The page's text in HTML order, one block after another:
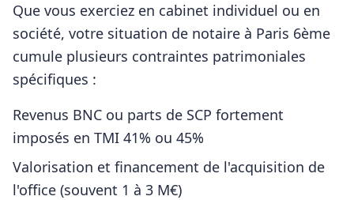
Que vous exerciez en cabinet individuel ou en
société, votre situation de notaire à Paris 6ème
cumule plusieurs contraintes patrimoniales
spécifiques :
Revenus BNC ou parts de SCP fortement
imposés en TMI 41% ou 45%
Valorisation et financement de l'acquisition de
l'office (souvent 1 à 3 M€)